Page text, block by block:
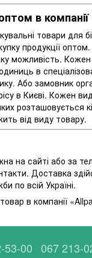
в
товари для
продукції
можливість.
в
Або замовник
в Києві. Кожен
розташовується
від виду товару.
на сайті або за
. Доставка
по всій Україні.
в компанії
53-00 067 213-